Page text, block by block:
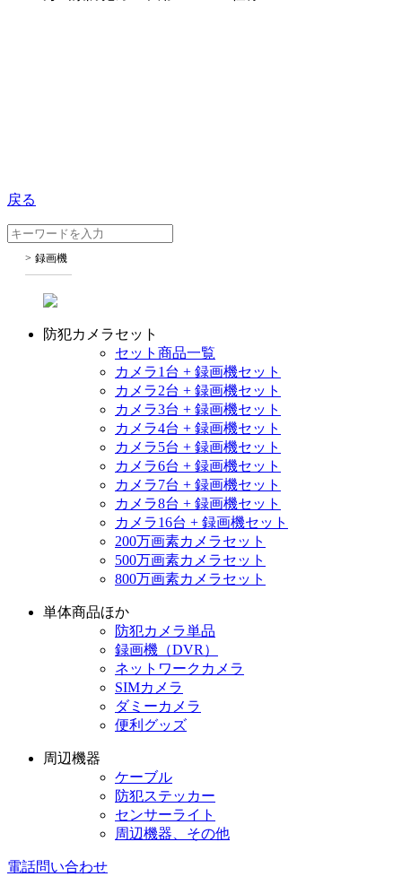
戻る
録画機
防犯カメラセット
セット商品一覧
カメラ1台 + 録画機セット
カメラ2台 + 録画機セット
カメラ3台 + 録画機セット
カメラ4台 + 録画機セット
カメラ5台 + 録画機セット
カメラ6台 + 録画機セット
カメラ7台 + 録画機セット
カメラ8台 + 録画機セット
カメラ16台 + 録画機セット
200万画素カメラセット
500万画素カメラセット
800万画素カメラセット
単体商品ほか
防犯カメラ単品
録画機（DVR）
ネットワークカメラ
SIMカメラ
ダミーカメラ
便利グッズ
周辺機器
ケーブル
防犯ステッカー
センサーライト
周辺機器、その他
電話問い合わせ